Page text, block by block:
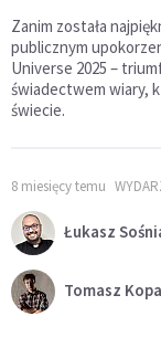
Zanim została
publicznym
Universe 2025 –
świadectwem wiary,
świecie.
8 miesięcy temu
Łukasz
Tomasz